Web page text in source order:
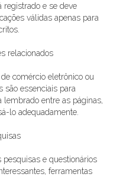
registrado e se deve
válidas apenas para
relacionados
comércio eletrônico ou
são essenciais para
lembrado entre as páginas,
lo adequadamente.
pesquisas e questionários
ferramentas